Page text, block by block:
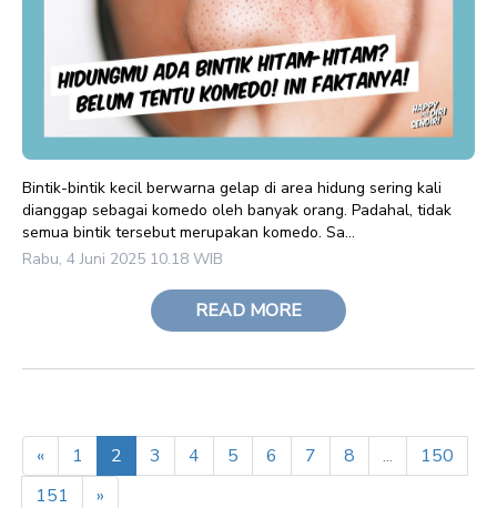
Bintik-bintik kecil berwarna gelap di area hidung sering kali
dianggap sebagai komedo oleh banyak orang. Padahal, tidak
semua bintik tersebut merupakan komedo. Sa...
Rabu, 4 Juni 2025 10.18 WIB
READ MORE
« 1 2 3 4 5 6 7 8 ...
150
151
»